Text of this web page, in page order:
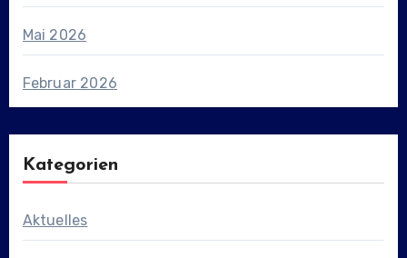
Mai 2026
Februar 2026
Kategorien
Aktuelles